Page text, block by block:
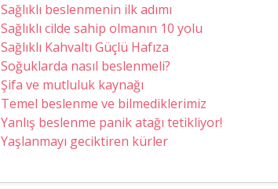
Sağlıklı beslenmenin ilk adımı
Sağlıklı cilde sahip olmanın 10 yolu
Sağlıklı Kahvaltı Güçlü Hafıza
Soğuklarda nasıl beslenmeli?
Şifa ve mutluluk kaynağı
Temel beslenme ve bilmediklerimiz
Yanlış beslenme panik atağı tetikliyor!
Yaşlanmayı geciktiren kürler